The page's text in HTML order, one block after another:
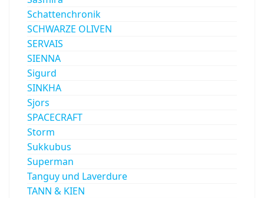
Schattenchronik
SCHWARZE OLIVEN
SERVAIS
SIENNA
Sigurd
SINKHA
Sjors
SPACECRAFT
Storm
Sukkubus
Superman
Tanguy und Laverdure
TANN & KIEN